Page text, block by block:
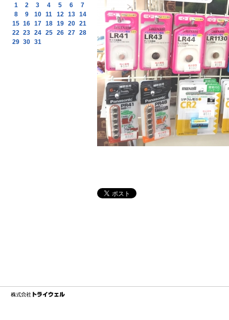
1
2 3 4 5 6
7
8
9 10 11 12 13 14
15 16 17 18 19 20 21
22 23 24 25 26 27 28
29 30 31